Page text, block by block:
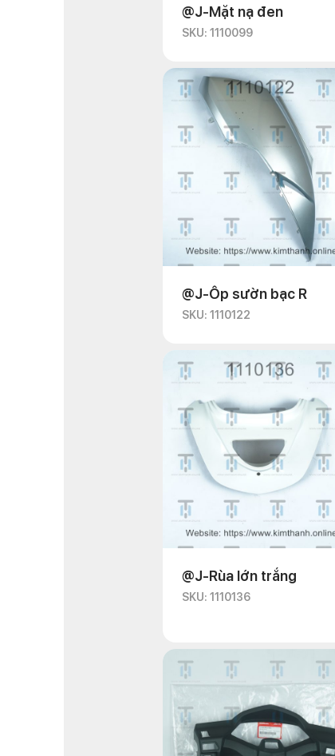
@J-Mặt nạ đen
SKU: 1110099
@J-Ốp sườn bạc R
SKU: 1110122
@J-Rùa lớn trắng
SKU: 1110136